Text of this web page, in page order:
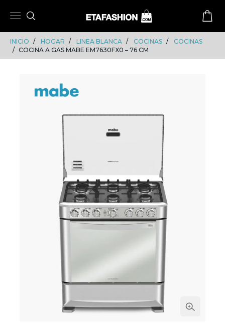
INICIO HOGAR LINEA BLANCA COCINAS
COCINAS
COCINA A GAS MABE EM7630FX0 – 76 CM